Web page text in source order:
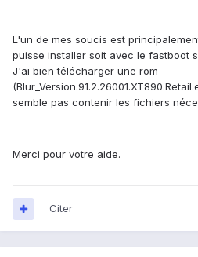
L'un de mes soucis est
puisse installer soit avec le fastboot
J'ai bien télécharger une rom
semble pas contenir les fichiers
Merci pour votre aide.
Citer